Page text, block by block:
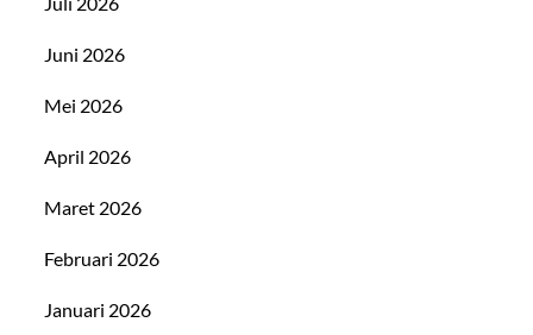
Juni 2026
Mei 2026
April 2026
Maret 2026
Februari 2026
Januari 2026